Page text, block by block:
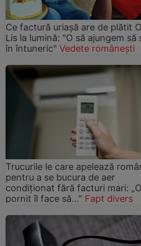
Ce factură uriașă are de plătit
Lis la lumină: "O să ajungem să
în întuneric" Vedete românești
Trucurile le care apelează
pentru a se bucura de aer
condiționat fără facturi mari:
pornit îl face să...” Fapt divers